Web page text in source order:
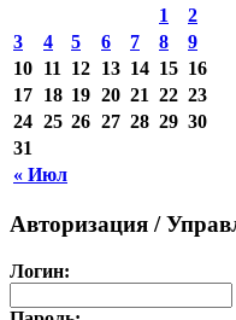
« Июл
1
2
3
4 5 6 7 8
9
10 11 12 13 14 15 16
17 18 19 20 21 22 23
24 25 26 27 28 29 30
31
Авторизация /
Логин: